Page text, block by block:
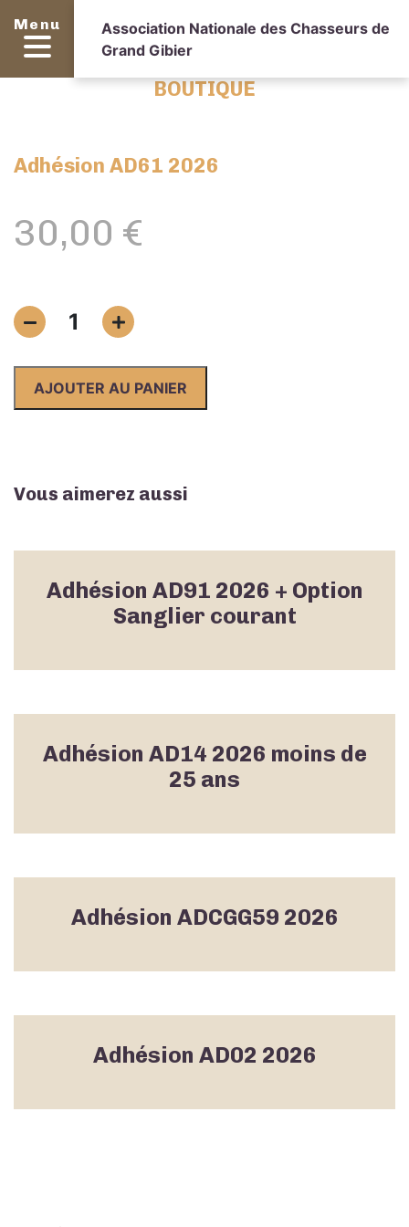
Menu
Association Nationale des Chasseurs de
Grand Gibier
BOUTIQUE
Adhésion AD61 2026
30,00 €
quantité
de
AD61
2026
1
AJOUTER AU PANIER
Vous aimerez aussi
Adhésion AD91 2026 + Option
Sanglier courant
Adhésion AD14 2026 moins de
25 ans
Adhésion ADCGG59 2026
Adhésion AD02 2026